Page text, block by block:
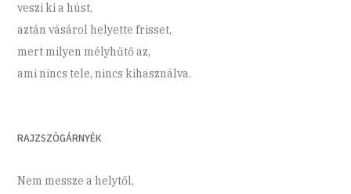
veszi ki a húst,
aztán vásárol helyette frisset,
mert milyen mélyhűtő az,
ami nincs tele, nincs kihasználva.
RAJZSZÖGÁRNYÉK
Nem messze a helytől,